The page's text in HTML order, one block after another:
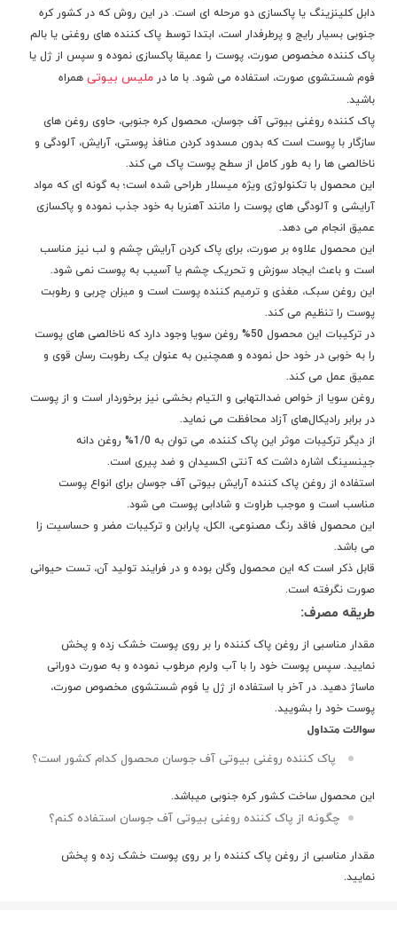
دابل کلینزینگ یا پاکسازی دو مرحله ای است. در این روش که در کشور کره
جنوبی بسیار رایج و پرطرفدار است، ابتدا توسط پاک کننده های روغنی یا بالم
پاک کننده مخصوص صورت، پوست را عمیقا پاکسازی نموده و سپس از ژل یا
فوم شستشوی صورت، استفاده می شود. با ما در ملیس بیوتی همراه
باشید.
پاک کننده روغنی بیوتی آف جوسان، محصول کره جنوبی، حاوی روغن های
سازگار با پوست است که بدون مسدود کردن منافذ پوستی، آرایش، آلودگی و
ناخالصی ها را به طور کامل از سطح پوست پاک می کند.
این محصول با تکنولوژی ویژه میسلار طراحی شده است؛ به گونه ای که مواد
آرایشی و آلودگی ‌های پوست را مانند آهنربا به خود جذب نموده و پاکسازی
عمیق انجام می دهد.
این محصول علاوه بر صورت، برای پاک کردن آرایش چشم و لب نیز مناسب
است و باعث ایجاد سوزش و تحریک چشم یا آسیب به پوست نمی شود.
این روغن سبک، مغذی و ترمیم کننده پوست است و میزان چربی و رطوبت
پوست را تنظیم می کند.
در ترکیبات این محصول 50% روغن سویا وجود دارد که ناخالصی های پوست
را به خوبی در خود حل نموده و همچنین به عنوان یک رطوبت رسان قوی و
عمیق عمل می کند.
روغن سویا از خواص ضدالتهابی و التیام بخشی نیز برخوردار است و از پوست
در برابر رادیکال‌های آزاد محافظت می نماید.
از دیگر ترکیبات موثر این پاک کننده، می توان به 1/0% روغن دانه
جینسینگ اشاره داشت که آنتی اکسیدان و ضد پیری است.
استفاده از روغن پاک کننده آرایش بیوتی آف جوسان برای انواع پوست
مناسب است و موجب طراوت و شادابی پوست می شود.
این محصول فاقد رنگ مصنوعی، الکل، پارابن و ترکیبات مضر و حساسیت زا
می باشد.
قابل ذکر است که این محصول وگان بوده و در فرایند تولید آن، تست حیوانی
صورت نگرفته است.
طریقه مصرف:
مقدار مناسبی از روغن پاک کننده را بر روی پوست خشک زده و پخش
نمایید. سپس پوست خود را با آب ولرم مرطوب نموده و به صورت دورانی
ماساژ دهید. در آخر با استفاده از ژل یا فوم شستشوی مخصوص صورت،
پوست خود را بشویید.
سوالات متداول
پاک کننده روغنی بیوتی آف جوسان محصول کدام کشور است؟
این محصول ساخت کشورکره جنوبی میباشد.
چگونه از پاک کننده روغنی بیوتی آف جوسان استفاده کنم؟
مقدار مناسبی از روغن پاک کننده را بر روی پوست خشک زده و پخش
نمایید.